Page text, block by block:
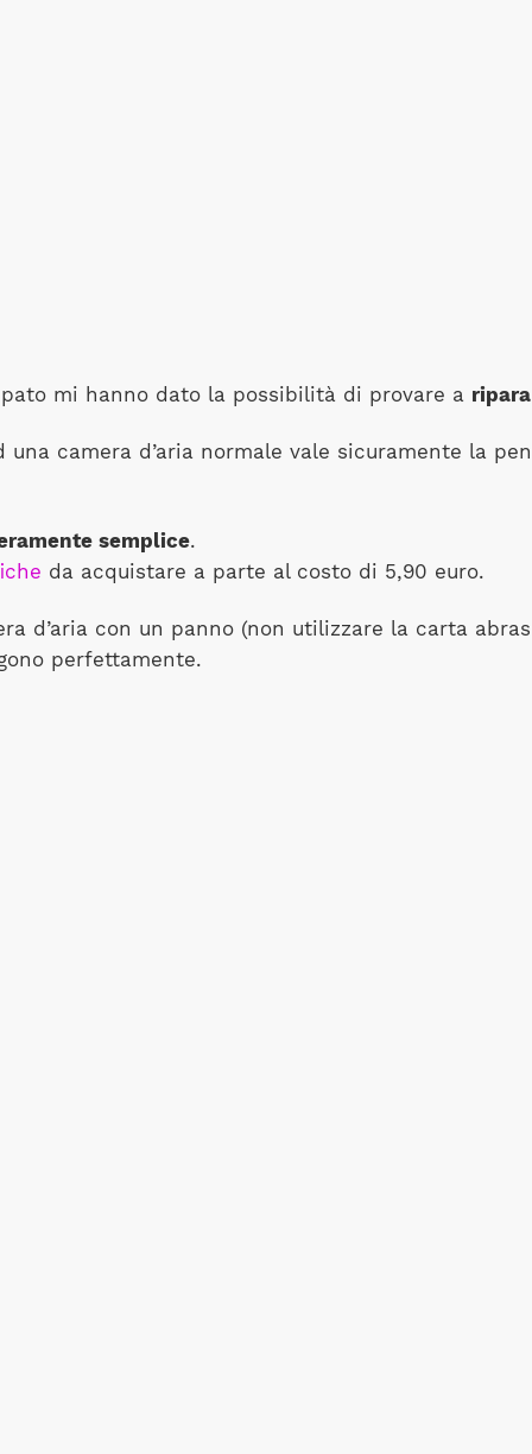
mi hanno dato la possibilità di provare a
camera d’aria normale vale sicuramente la
semplice.
da acquistare a parte al costo di 5,90 euro.
d’aria con un panno (non utilizzare la carta
perfettamente.